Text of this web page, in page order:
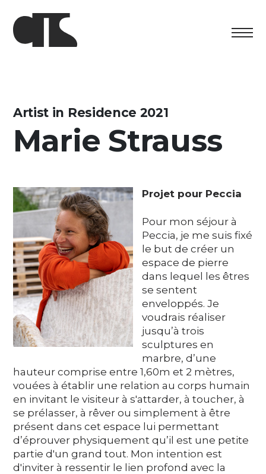
Programme culturel
Fondation
Découvrez
Media
Soutenez
DE EN FR
Artist in Residence 2021
Marie Strauss
Projet pour Peccia
Pour mon séjour à
Peccia, je me suis fixé
le but de créer un
espace de pierre
dans lequel les êtres
se sentent
enveloppés. Je
voudrais réaliser
jusqu’à trois
sculptures en
marbre, d’une
hauteur comprise entre 1,60m et 2 mètres,
vouées à établir une relation au corps humain
en invitant le visiteur à s'attarder, à toucher, à
se prélasser, à rêver ou simplement à être
présent dans cet espace lui permettant
d’éprouver physiquement qu’il est une petite
partie d'un grand tout. Mon intention est
d'inviter à ressentir le lien profond avec la